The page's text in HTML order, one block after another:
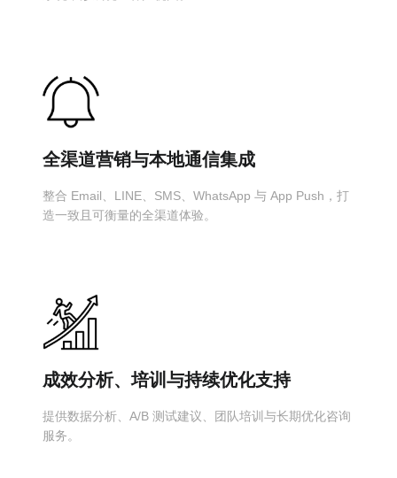
全渠道营销与本地通信集成
整合 Email、LINE、SMS、WhatsApp 与 App Push，打
造一致且可衡量的全渠道体验。
成效分析、培训与持续优化支持
提供数据分析、A/B 测试建议、团队培训与长期优化咨询
服务。